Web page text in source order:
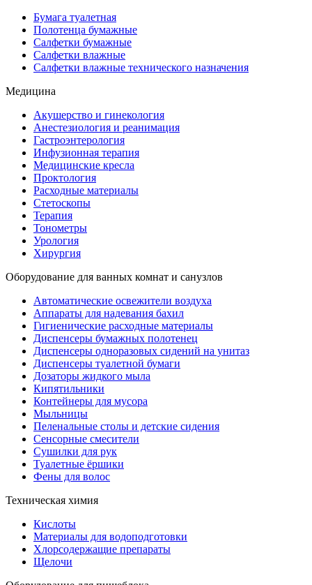
Бумага туалетная
Полотенца бумажные
Салфетки бумажные
Салфетки влажные
Салфетки влажные технического назначения
Медицина
Акушерство и гинекология
Анестезиология и реанимация
Гастроэнтерология
Инфузионная терапия
Медицинские кресла
Проктология
Расходные материалы
Стетоскопы
Терапия
Тонометры
Урология
Хирургия
Оборудование для ванных комнат и санузлов
Автоматические освежители воздуха
Аппараты для надевания бахил
Гигиенические расходные материалы
Диспенсеры бумажных полотенец
Диспенсеры одноразовых сидений на унитаз
Диспенсеры туалетной бумаги
Дозаторы жидкого мыла
Кипятильники
Контейнеры для мусора
Мыльницы
Пеленальные столы и детские сидения
Сенсорные смесители
Сушилки для рук
Туалетные ёршики
Фены для волос
Техническая химия
Кислоты
Материалы для водоподготовки
Хлорсодержащие препараты
Щелочи